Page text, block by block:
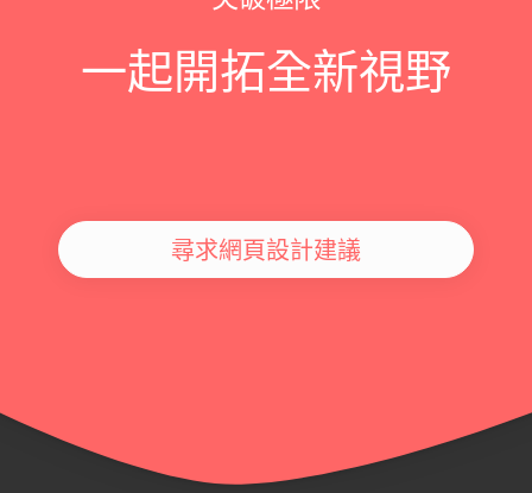
一起開拓全新視野
尋求網頁設計建議